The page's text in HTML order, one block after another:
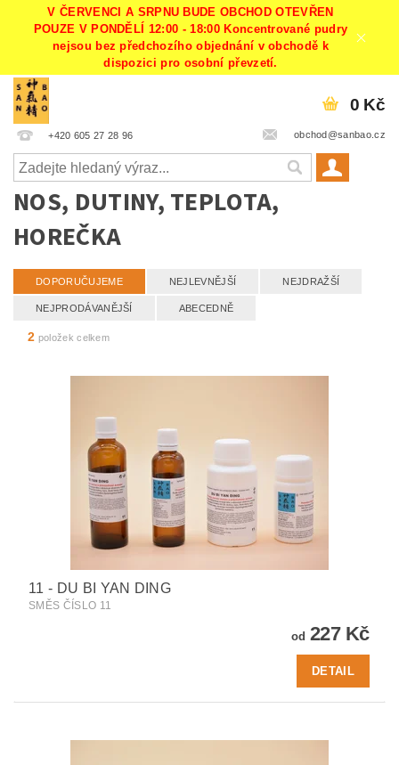
V ČERVENCI A SRPNU BUDE OBCHOD OTEVŘEN
POUZE V PONDĚLÍ 12:00 - 18:00 Koncentrované pudry
nejsou bez předchozího objednání v obchodě k
dispozici pro osobní převzetí.
+420 605 27 28 96 obchod@sanbao.cz
0 Kč
NOS, DUTINY, TEPLOTA,
HOREČKA
DOPORUČUJEME NEJLEVNĚJŠÍ NEJDRAŽŠÍ
NEJPRODÁVANĚJŠÍ ABECEDNĚ
2 položek celkem
11 - DU BI YAN DING
SMĚS ČÍSLO 11
od 227 Kč
DETAIL